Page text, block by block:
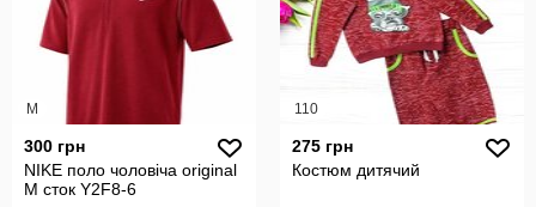
M
300 грн
NIKE поло чоловіча original
M сток Y2F8-6
110
275 грн
Костюм дитячий